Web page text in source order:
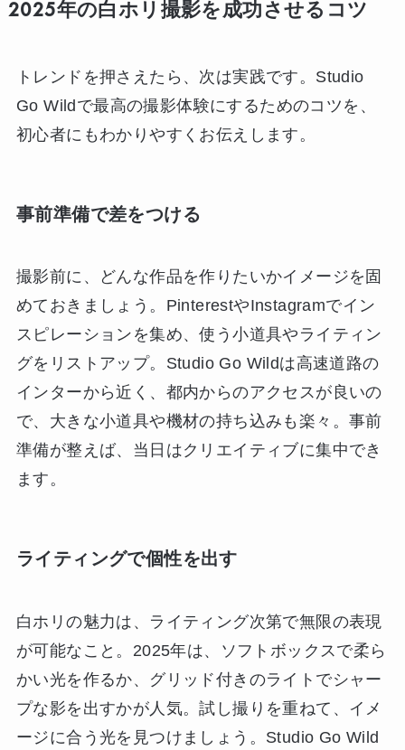
2025年の白ホリ撮影を成功させるコツ
トレンドを押さえたら、次は実践です。Studio
Go Wildで最高の撮影体験にするためのコツを、
初心者にもわかりやすくお伝えします。
事前準備で差をつける
撮影前に、どんな作品を作りたいかイメージを固
めておきましょう。PinterestやInstagramでイン
スピレーションを集め、使う小道具やライティン
グをリストアップ。Studio Go Wildは高速道路の
インターから近く、都内からのアクセスが良いの
で、大きな小道具や機材の持ち込みも楽々。事前
準備が整えば、当日はクリエイティブに集中でき
ます。
ライティングで個性を出す
白ホリの魅力は、ライティング次第で無限の表現
が可能なこと。2025年は、ソフトボックスで柔ら
かい光を作るか、グリッド付きのライトでシャー
プな影を出すかが人気。試し撮りを重ねて、イメ
ージに合う光を見つけましょう。Studio Go Wild